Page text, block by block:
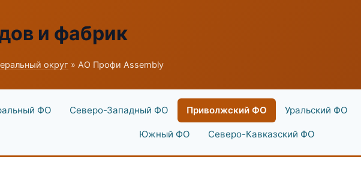
и фабрик
округ » АО Профи Assembly
ФО Северо-Западный ФО Приволжский ФО Уральский ФО
Южный ФО Северо-Кавказский ФО